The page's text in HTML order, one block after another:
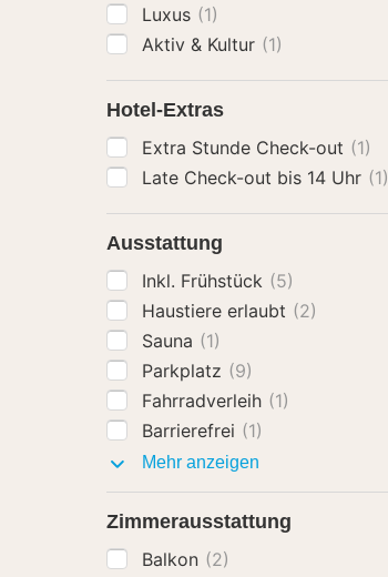
Luxus (1)
Aktiv & Kultur (1)
Hotel-Extras
Extra Stunde Check-out (1)
Late Check-out bis 14 Uhr (1)
Ausstattung
Inkl. Frühstück (5)
Haustiere erlaubt (2)
Sauna (1)
Parkplatz (9)
Fahrradverleih (1)
Barrierefrei (1)
Mehr anzeigen
Zimmerausstattung
Balkon (2)